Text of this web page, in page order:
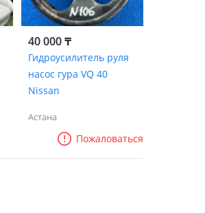
40 000 ₸
Гидроусилитель руля
насос гура VQ 40
Nissan
Астана
Пожаловаться